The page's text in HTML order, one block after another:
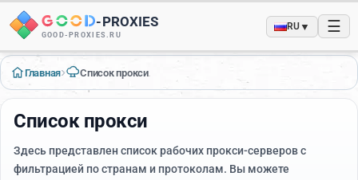
-PROXIES
GOOD-PROXIES.RU
RU▼ ☰
Главная› Список прокси
Список прокси
Здесь представлен список рабочих прокси-серверов с
фильтрацией по странам и протоколам. Вы можете